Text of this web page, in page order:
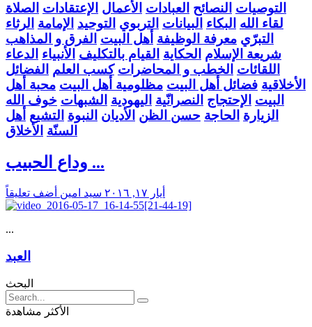
التوصيات النصائح العبادات الأعمال الإعتقادات الصلاة
لقاء الله البكاء البيانات التربوي التوحيد الإمامة الرثاء
التبرّي معرفة الوظيفة أهل البيت الفرق و المذاهب
شريعة الإسلام الحكاية القيام بالتكليف الأنبياء الدعاء
اللقائات الخطب و المحاضرات كسب العلم
الفضائل
الأخلاقية فضائل أهل البيت مظلومية أهل البيت محبة أهل
البيت الإحتجاج النصرانّية اليهودية الشبهات خوف الله
الزيارة الحاجة حسن الظن الأديان النبوة التشيع أهل
السنّة الأخلاق
وداع الحبيب ...
أيار ١٧, ٢٠١٦ سید امین أضف تعليقاً
...
العبد
البحث
الأكثر مشاهدة